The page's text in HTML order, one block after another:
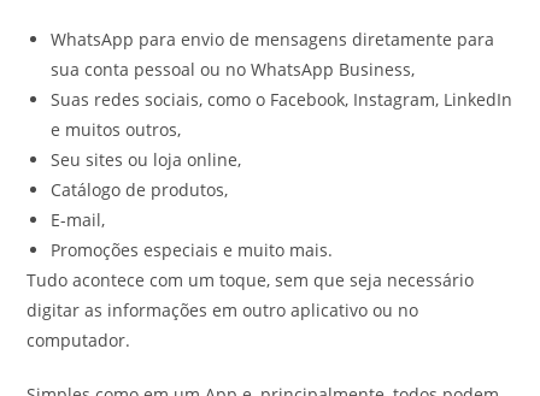
WhatsApp para envio de mensagens diretamente para
sua conta pessoal ou no WhatsApp Business,
Suas redes sociais, como o Facebook, Instagram, LinkedIn
e muitos outros,
Seu sites ou loja online,
Catálogo de produtos,
E-mail,
Promoções especiais e muito mais.
Tudo acontece com um toque, sem que seja necessário
digitar as informações em outro aplicativo ou no
computador.